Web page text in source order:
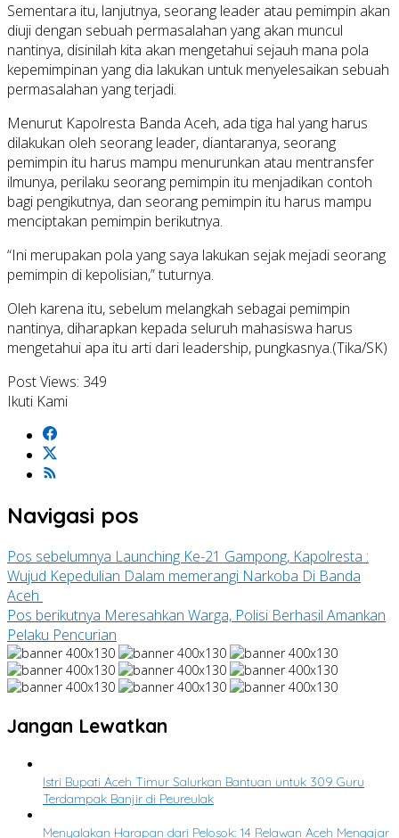
Sementara itu, lanjutnya, seorang leader atau pemimpin akan
diuji dengan sebuah permasalahan yang akan muncul
nantinya, disinilah kita akan mengetahui sejauh mana pola
kepemimpinan yang dia lakukan untuk menyelesaikan sebuah
permasalahan yang terjadi.
Menurut Kapolresta Banda Aceh, ada tiga hal yang harus
dilakukan oleh seorang leader, diantaranya, seorang
pemimpin itu harus mampu menurunkan atau mentransfer
ilmunya, perilaku seorang pemimpin itu menjadikan contoh
bagi pengikutnya, dan seorang pemimpin itu harus mampu
menciptakan pemimpin berikutnya.
“Ini merupakan pola yang saya lakukan sejak mejadi seorang
pemimpin di kepolisian,” tuturnya.
Oleh karena itu, sebelum melangkah sebagai pemimpin
nantinya, diharapkan kepada seluruh mahasiswa harus
mengetahui apa itu arti dari leadership, pungkasnya.(Tika/SK)
Post Views: 349
Ikuti Kami
Navigasi pos
Pos sebelumnya Launching Ke-21 Gampong, Kapolresta :
Wujud Kepedulian Dalam memerangi Narkoba Di Banda
Aceh
Pos berikutnya Meresahkan Warga, Polisi Berhasil Amankan
Pelaku Pencurian
Jangan Lewatkan
Istri Bupati Aceh Timur Salurkan Bantuan untuk 309 Guru
Terdampak Banjir di Peureulak
Menyalakan Harapan dari Pelosok: 14 Relawan Aceh Mengajar